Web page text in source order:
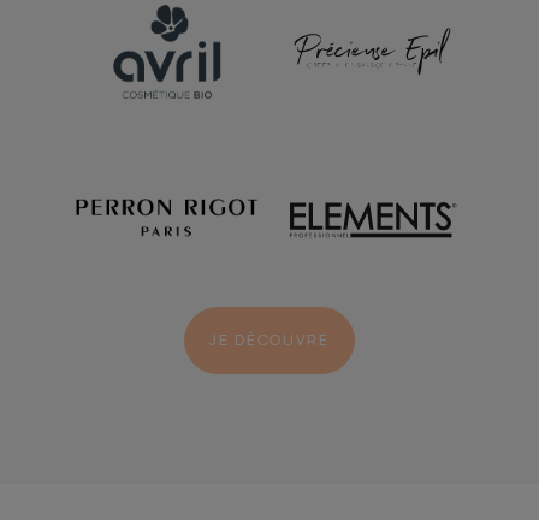
JE DÉCOUVRE